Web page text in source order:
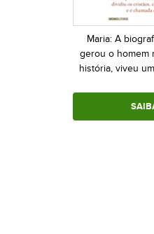
Maria: A
gerou o homem
história, viveu